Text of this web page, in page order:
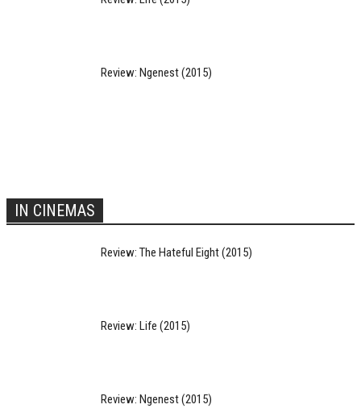
Review: Ngenest (2015)
IN CINEMAS
Review: The Hateful Eight (2015)
Review: Life (2015)
Review: Ngenest (2015)